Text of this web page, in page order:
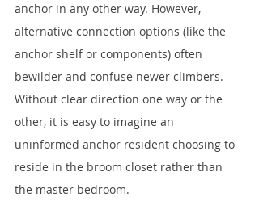
anchor in any other way. However,
alternative connection options (like the
anchor shelf or components) often
bewilder and confuse newer climbers.
Without clear direction one way or the
other, it is easy to imagine an
uninformed anchor resident choosing to
reside in the broom closet rather than
the master bedroom.